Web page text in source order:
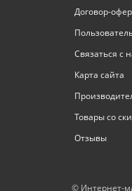
Договор-
Связаться с
Карта сайта
Товары со
Отзывы
© Интернет-